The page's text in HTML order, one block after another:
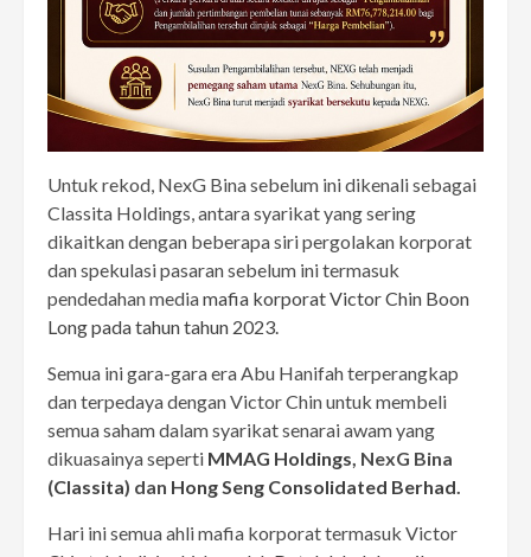
Untuk rekod, NexG Bina sebelum ini dikenali sebagai
Classita Holdings, antara syarikat yang sering
dikaitkan dengan beberapa siri pergolakan korporat
dan spekulasi pasaran sebelum ini termasuk
pendedahan mediamafia korporat Victor Chin Boon
Long pada tahun tahun 2023.
Semua ini gara-gara era Abu Hanifah terperangkap
dan terpedaya dengan Victor Chin untuk membeli
semua saham dalam syarikat senarai awam yang
dikuasainya seperti MMAG Holdings, NexG Bina
(Classita) dan Hong Seng Consolidated Berhad.
Hari ini semua ahli mafia korporat termasuk Victor